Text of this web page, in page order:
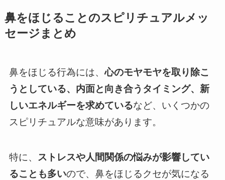
鼻をほじることのスピリチュアルメッ
セージまとめ
鼻をほじる行為には、心のモヤモヤを取り除こ
うとしている、内面と向き合うタイミング、新
しいエネルギーを求めているなど、いくつかの
スピリチュアルな意味があります。
特に、 ストレスや人間関係の悩みが影響してい
ることも多いので、鼻をほじるクセが気になる